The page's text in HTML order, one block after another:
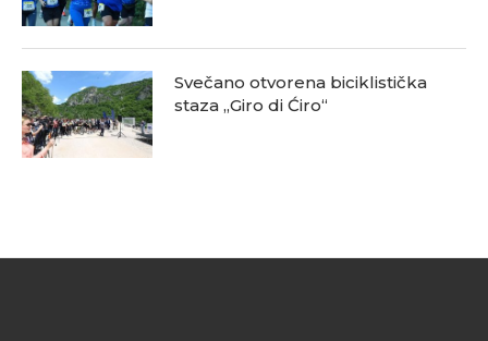
Svečano otvorena biciklistička
staza „Giro di Ćiro“